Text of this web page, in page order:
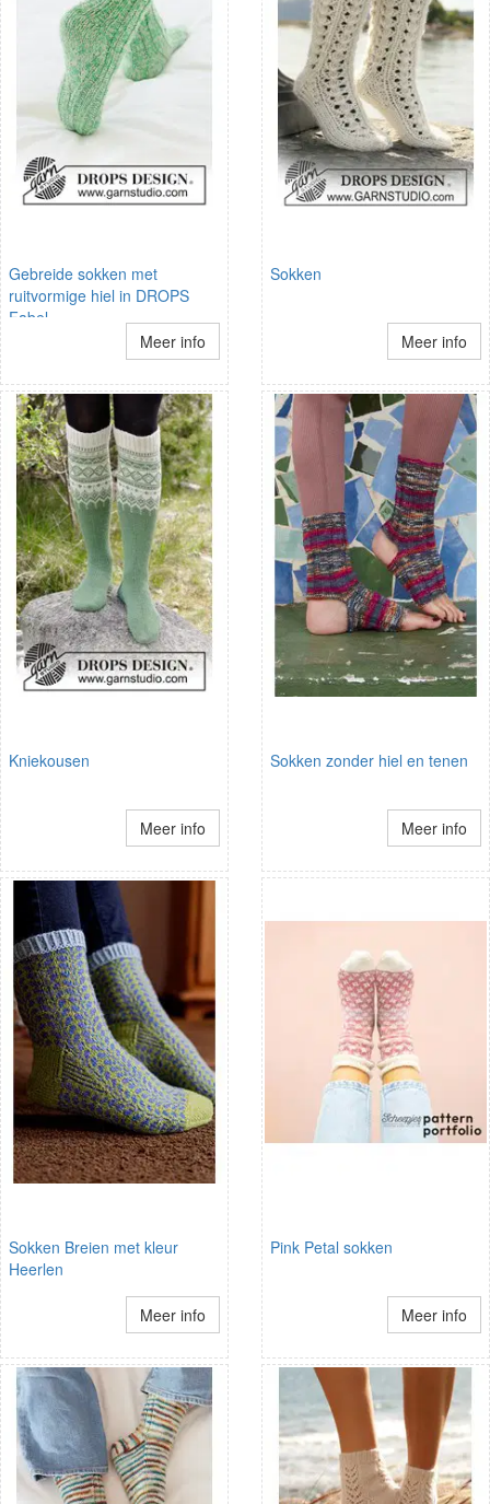
Gebreide sokken met
ruitvormige hiel in DROPS
Fabel
Meer info
Sokken
Meer info
Kniekousen
Meer info
Sokken zonder hiel en tenen
Meer info
Sokken Breien met kleur
Heerlen
Meer info
Pink Petal sokken
Meer info